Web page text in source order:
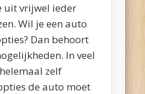
uit vrijwel ieder
Wil je een auto
Dan behoort
In veel
zelf
de auto moet